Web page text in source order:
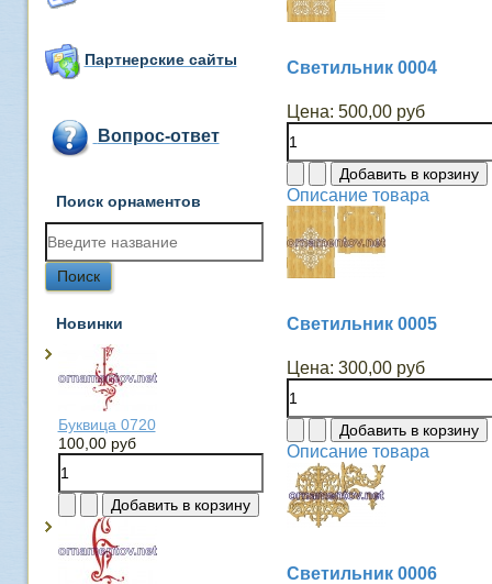
Партнерские сайты
Вопрос-ответ
Поиск орнаментов
Новинки
Буквица 0720
100,00 руб
Светильник 0004
Цена: 500,00 руб
Описание товара
Светильник 0005
Цена: 300,00 руб
Описание товара
Светильник 0006